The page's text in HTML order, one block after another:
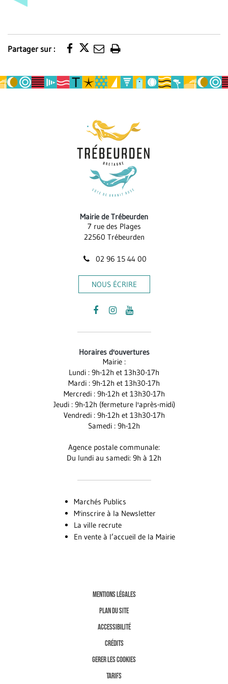
Partager sur :
Imprimer
page
Mairie de Trébeurden
7 rue des Plages
22560 Trébeurden
02 96 15 44 00
NOUS ÉCRIRE
Lien
compte
Facebook
Lien
compte
Instagram
Lien
chaîne
Youtube
Horaires d'ouvertures
Mairie :
Lundi : 9h-12h et 13h30-17h
Mardi : 9h-12h et 13h30-17h
Mercredi : 9h-12h et 13h30-17h
Jeudi : 9h-12h (fermeture l'après-midi)
Vendredi : 9h-12h et 13h30-17h
Samedi : 9h-12h
Agence postale communale:
Du lundi au samedi: 9h à 12h
Marchés Publics
M'inscrire à la Newsletter
La ville recrute
En vente à l’accueil de la Mairie
MENTIONS LÉGALES
PLAN DU SITE
ACCESSIBILITÉ
CRÉDITS
GERER LES COOKIES
TARIFS